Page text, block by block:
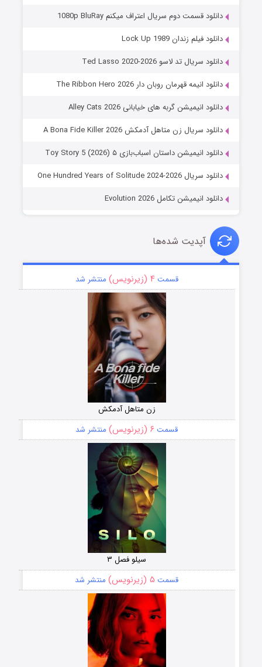
دانلود قسمت دوم سریال اعتراف میکنم 1080p BluRay
دانلود فیلم زندان Lock Up 1989
دانلود سریال تد لاسو Ted Lasso 2020-2026
دانلود انیمه قهرمان روبان دار The Ribbon Hero 2026
دانلود انیمیشن گربه های خیابانی Alley Cats 2026
دانلود سریال زن متاهل آدمکش A Bona Fide Killer 2026
دانلود انیمیشن داستان اسباب‌بازی ۵ Toy Story 5 (2026)
دانلود سریال One Hundred Years of Solitude 2024-2026
دانلود انیمیشن تکامل Evolution 2026
آپدیت شده‌ها
قسمت۴ (زیرنویس) منتشر شد
زن متاهل آدمکش
قسمت ۶ (زیرنویس) منتشر شد
سیلو فصل ۳
قسمت ۵ (زیرنویس) منتشر شد